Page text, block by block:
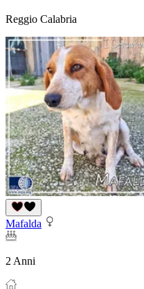
Reggio Calabria
Mafalda
2 Anni